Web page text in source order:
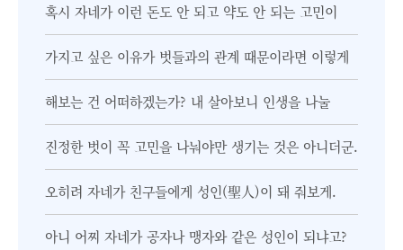
혹시 자네가 이런 돈도 안 되고 약도 안 되는 고민이
가지고 싶은 이유가 벗들과의 관계 때문이라면 이렇게
해보는 건 어떠하겠는가? 내 살아보니 인생을 나눌
진정한 벗이 꼭 고민을 나눠야만 생기는 것은 아니더군.
오히려 자네가 친구들에게 성인(聖人)이 돼 줘보게.
아니 어찌 자네가 공자나 맹자와 같은 성인이 되냐고?